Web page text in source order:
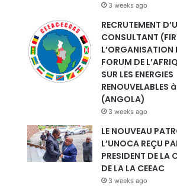
3 weeks ago
RECRUTEMENT
CONSULTANT
L’ORGANISATION
FORUM DE
SUR LES ENERGIES
RENOUVELABLES
(ANGOLA)
3 weeks ago
LE NOUVEAU
L’UNOCA REÇU
PRESIDENT DE LA
DE LA LA CEEAC
3 weeks ago